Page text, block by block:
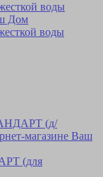
воды
(для